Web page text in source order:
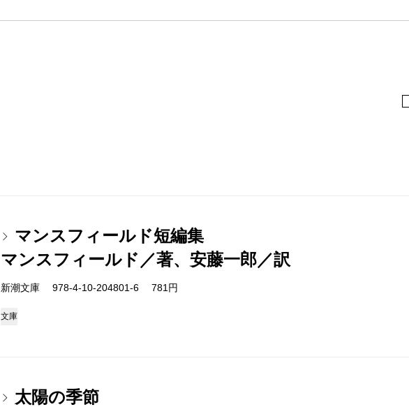
マンスフィールド短編集
マンスフィールド／著、安藤一郎／訳
新潮文庫 978-4-10-204801-6 781円
文庫
太陽の季節